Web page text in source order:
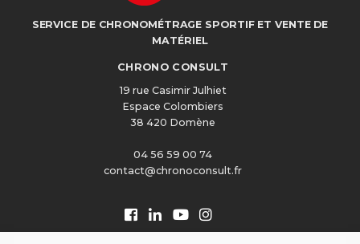
SERVICE DE CHRONOMÉTRAGE SPORTIF ET VENTE DE
MATÉRIEL
CHRONO CONSULT
19 rue Casimir Julhiet
Espace Colombiers
38 420 Domène
04 56 59 00 74
contact@chronoconsult.fr